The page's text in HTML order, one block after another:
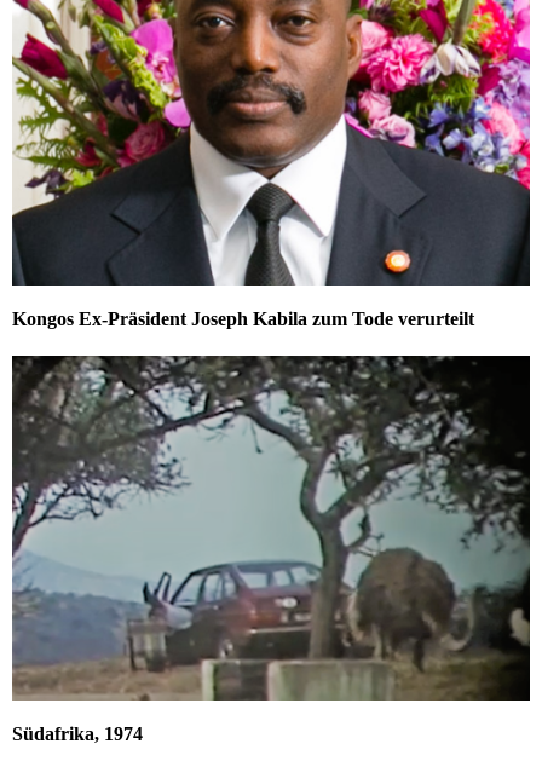
Kongos Ex-Präsident Joseph Kabila zum Tode verurteilt
Südafrika, 1974